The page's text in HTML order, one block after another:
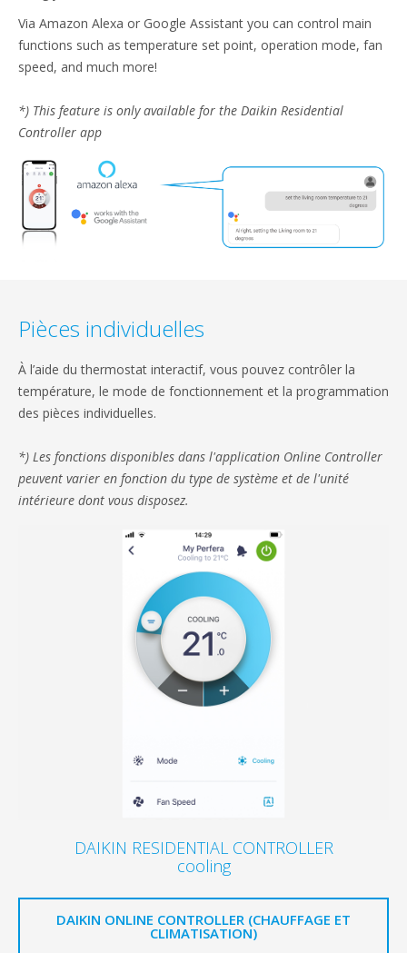
Via Amazon Alexa or Google Assistant you can control main
functions such as temperature set point, operation mode, fan
speed, and much more!​
*) This feature is only available for the Daikin Residential
Controller app​
Pièces individuelles
À l’aide du thermostat interactif, vous pouvez contrôler la
température, le mode de fonctionnement et la programmation
des pièces individuelles.
*) Les fonctions disponibles dans l'application Online Controller
peuvent varier en fonction du type de système et de l'unité
intérieure dont vous disposez.
DAIKIN RESIDENTIAL CONTROLLER
cooling
DAIKIN ONLINE CONTROLLER (CHAUFFAGE ET
CLIMATISATION)